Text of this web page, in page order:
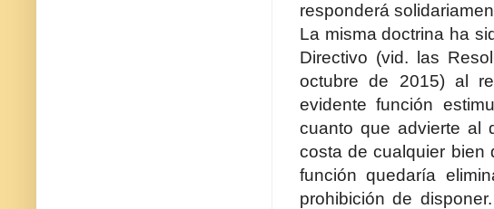
responderá
La misma doctrina ha
Directivo (vid. las
octubre de 2015) al
evidente función
cuanto que advierte al
costa de cualquier bien
función quedaría
prohibición de